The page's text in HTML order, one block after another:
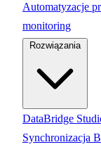
Automatyzacje
monitoring
Rozwiązania
DataBridge
Synchronizacja